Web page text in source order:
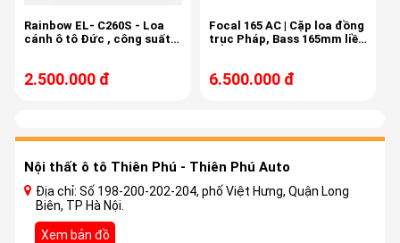
Rainbow EL- C260S - Loa
cánh ô tô Đức , công suất
2.500.000 đ
Focal 165 AC | Cặp loa đồng
trục Pháp, Bass 165mm liền
6.500.000 đ
Nội thất ô tô Thiên Phú - Thiên Phú Auto
Địa chỉ: Số 198-200-202-204, phố Việt Hưng, Quận Long
Biên, TP Hà Nội.
Xem bản đồ